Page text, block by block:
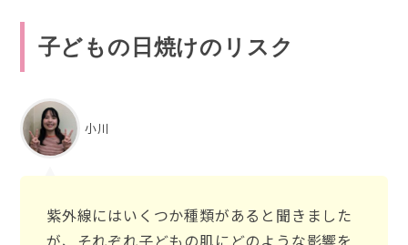
子どもの日焼けのリスク
小川
紫外線にはいくつか種類があると聞きました
が、それぞれ子どもの肌にどのような影響を